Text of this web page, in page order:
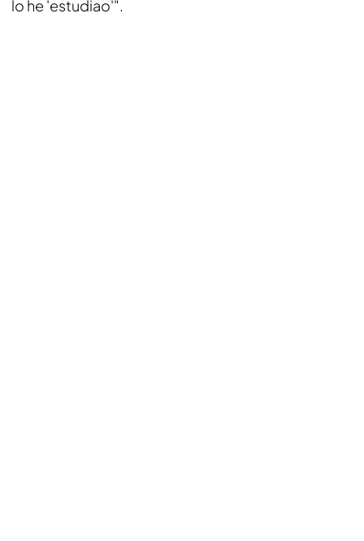
lo he 'estudiao'".